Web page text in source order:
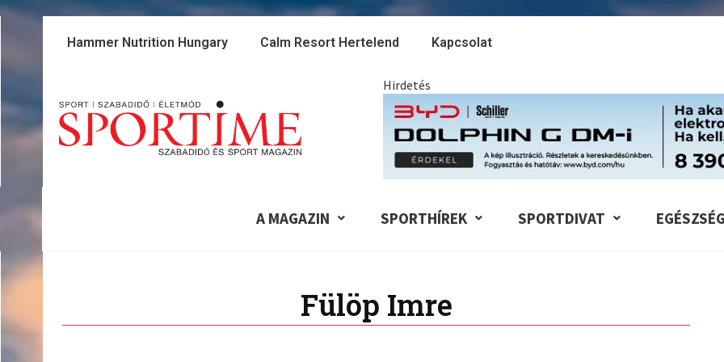
Skip
Hammer Nutrition Hungary Calm Resort Hertelend Kapcsolat
Hirdetés
A MAGAZIN SPORTHÍREK SPORTDIVAT EGÉSZSÉG
Fülöp Imre